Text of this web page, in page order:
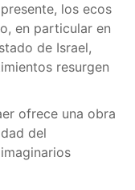
los ecos
en particular en
de Israel,
resurgen
ofrece una obra
del